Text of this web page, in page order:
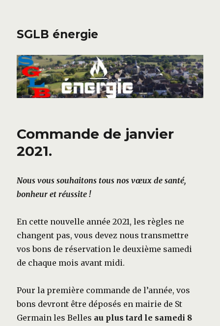
SGLB énergie
Commande de janvier
2021.
Nous vous souhaitons tous nos vœux de santé,
bonheur et réussite !
En cette nouvelle année 2021, les règles ne
changent pas, vous devez nous transmettre
vos bons de réservation le deuxième samedi
de chaque mois avant midi.
Pour la première commande de l’année, vos
bons devront être déposés en mairie de St
Germain les Belles au plus tard le samedi 8